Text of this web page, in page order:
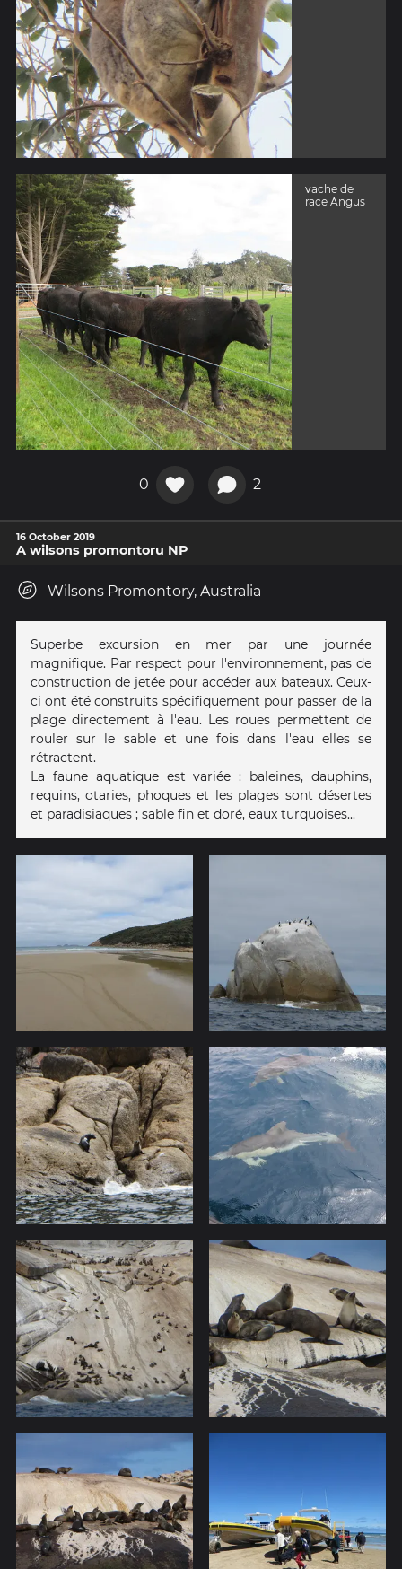
vache de
race Angus
0 2
16 October 2019
A wilsons promontoru NP
Wilsons Promontory, Australia
Superbe excursion en mer par une journée
magnifique. Par respect pour l'environnement, pas de
construction de jetée pour accéder aux bateaux. Ceux-
ci ont été construits spécifiquement pour passer de la
plage directement à l'eau. Les roues permettent de
rouler sur le sable et une fois dans l'eau elles se
rétractent.
La faune aquatique est variée : baleines, dauphins,
requins, otaries, phoques et les plages sont désertes
et paradisiaques ; sable fin et doré, eaux turquoises...